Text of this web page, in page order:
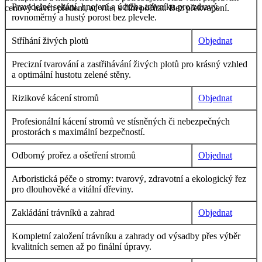
cenový návrh předem, ať víte, s čím počítat. Bez překvapení.
Pravidelné sekání, hnojení a údržba trávníku pro zdravý,
rovnoměrný a hustý porost bez plevele.
Stříhání živých plotů Objednat
Precizní tvarování a zastřihávání živých plotů pro krásný vzhled
a optimální hustotu zelené stěny.
Rizikové kácení stromů Objednat
Profesionální kácení stromů ve stísněných či nebezpečných
prostorách s maximální bezpečností.
Odborný prořez a ošetření stromů Objednat
Arboristická péče o stromy: tvarový, zdravotní a ekologický řez
pro dlouhověké a vitální dřeviny.
Zakládání trávníků a zahrad Objednat
Kompletní založení trávníku a zahrady od výsadby přes výběr
kvalitních semen až po finální úpravy.